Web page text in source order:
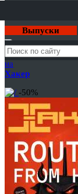
Выпуски
Годовая
подписка
на
Хакер
-50%